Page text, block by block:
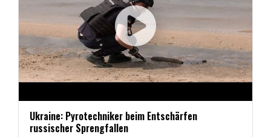
Ukraine: Pyrotechniker beim Entschärfen
russischer Sprengfallen